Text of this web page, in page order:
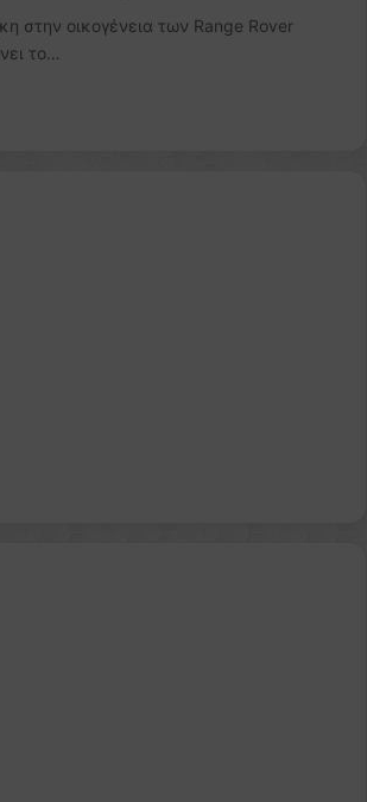
στην οικογένεια των Range Rover
το…